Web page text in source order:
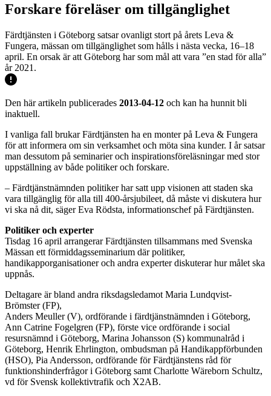
Forskare föreläser om tillgänglighet
Färdtjänsten i Göteborg satsar ovanligt stort på årets Leva &
Fungera, mässan om tillgänglighet som hålls i nästa vecka, 16–18
april. En orsak är att Göteborg har som mål att vara ”en stad för alla”
år 2021.
Den här artikeln publicerades 2013-04-12 och kan ha hunnit bli
inaktuell.
I vanliga fall brukar Färdtjänsten ha en monter på Leva & Fungera
för att informera om sin verksamhet och möta sina kunder. I år satsar
man dessutom på seminarier och inspirationsföreläsningar med stor
uppställning av både politiker och forskare.
– Färdtjänstnämnden politiker har satt upp visionen att staden ska
vara tillgänglig för alla till 400-årsjubileet, då måste vi diskutera hur
vi ska nå dit, säger Eva Rödsta, informationschef på Färdtjänsten.
Politiker och experter
Tisdag 16 april arrangerar Färdtjänsten tillsammans med Svenska
Mässan ett förmiddagsseminarium där politiker,
handikapporganisationer och andra experter diskuterar hur målet ska
uppnås.
Deltagare är bland andra riksdagsledamot Maria Lundqvist-
Brömster (FP),
Anders Meuller (V), ordförande i färdtjänstnämnden i Göteborg,
Ann Catrine Fogelgren (FP), förste vice ordförande i social
resursnämnd i Göteborg, Marina Johansson (S) kommunalråd i
Göteborg, Henrik Ehrlington, ombudsman på Handikappförbunden
(HSO), Pia Andersson, ordförande för Färdtjänstens råd för
funktionshinderfrågor i Göteborg samt Charlotte Wäreborn Schultz,
vd för Svensk kollektivtrafik och X2AB.